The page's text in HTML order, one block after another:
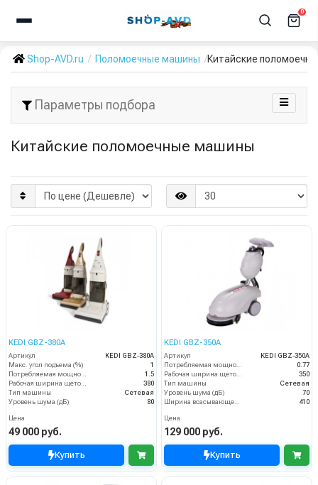
0
Shop-AVD.ru Поломоечные машины Китайские
Параметры подбора
Китайские поломоечные машины
KEDI GBZ-380A
Артикул
KEDI GBZ-380A
Макс. угол подъема (%)
1
1.5
380
Тип машины
Сетевая
Уровень шума (дБ)
80
Цена
49 000 руб.
Купить
KEDI GBZ-350A
Артикул
KEDI GBZ-350A
0.77
350
Тип машины
Сетевая
Уровень шума (дБ)
70
410
Цена
129 000 руб.
Купить